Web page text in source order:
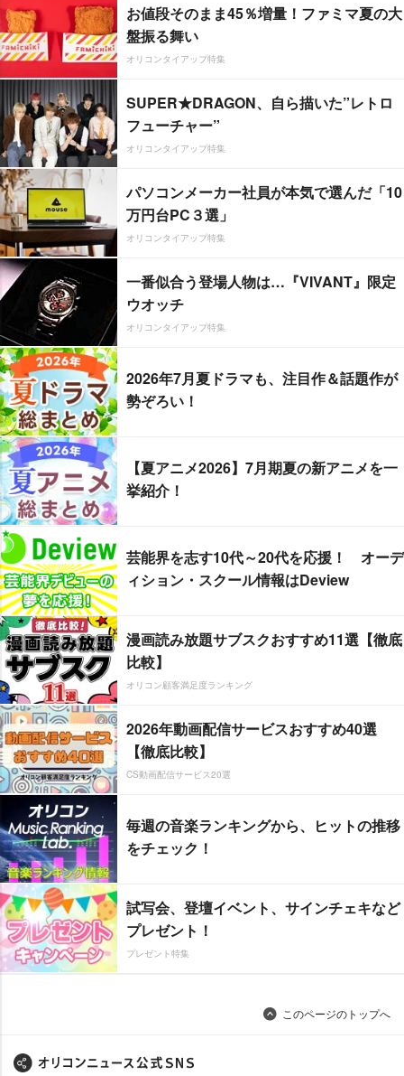
お値段そのまま45％増量！ファミマ夏の大
盤振る舞い
オリコンタイアップ特集
SUPER★DRAGON、自ら描いた”レトロ
フューチャー”
オリコンタイアップ特集
パソコンメーカー社員が本気で選んだ「10
万円台PC３選」
オリコンタイアップ特集
一番似合う登場人物は…『VIVANT』限定
ウオッチ
オリコンタイアップ特集
2026年7月夏ドラマも、注目作＆話題作が
勢ぞろい！
【夏アニメ2026】7月期夏の新アニメを一
挙紹介！
芸能界を志す10代～20代を応援！ オーデ
ィション・スクール情報はDeview
漫画読み放題サブスクおすすめ11選【徹底
比較】
オリコン顧客満足度ランキング
2026年動画配信サービスおすすめ40選
【徹底比較】
CS動画配信サービス20選
毎週の音楽ランキングから、ヒットの推移
をチェック！
試写会、登壇イベント、サインチェキなど
プレゼント！
プレゼント特集
このページのトップへ